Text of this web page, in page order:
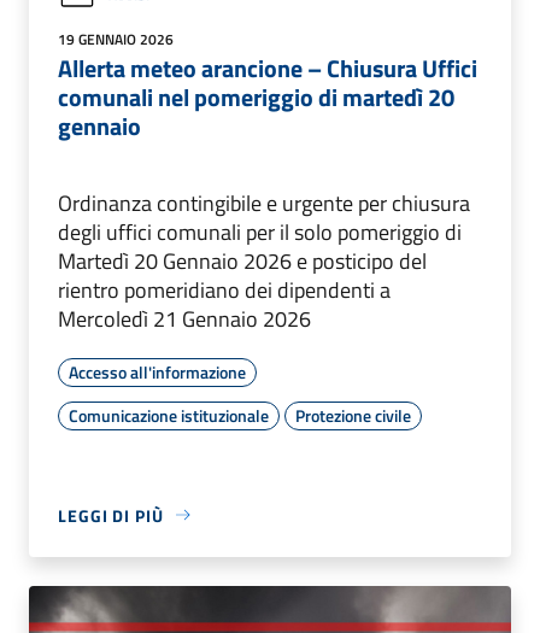
19 GENNAIO 2026
Allerta meteo arancione – Chiusura Uffici
comunali nel pomeriggio di martedì 20
gennaio
Ordinanza contingibile e urgente per chiusura
degli uffici comunali per il solo pomeriggio di
Martedì 20 Gennaio 2026 e posticipo del
rientro pomeridiano dei dipendenti a
Mercoledì 21 Gennaio 2026
Accesso all'informazione
Comunicazione istituzionale
Protezione civile
LEGGI DI PIÙ